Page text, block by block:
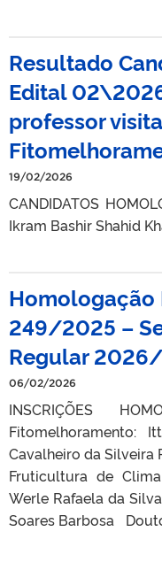
Resultado
Edital
professor
19/02/2026
CANDIDATOS
Ikram Bashir Shahid
Homologação
249/2025 –
Regular
06/02/2026
INSCRIÇÕES
Fitomelhoramento:
Cavalheiro da
Fruticultura de
Werle Rafaela da
Soares Barbosa